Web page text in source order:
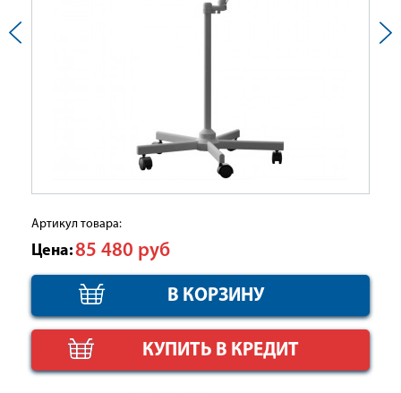
Артикул товара:
Цена:85 480 руб
КУПИТЬ В КРЕДИТ